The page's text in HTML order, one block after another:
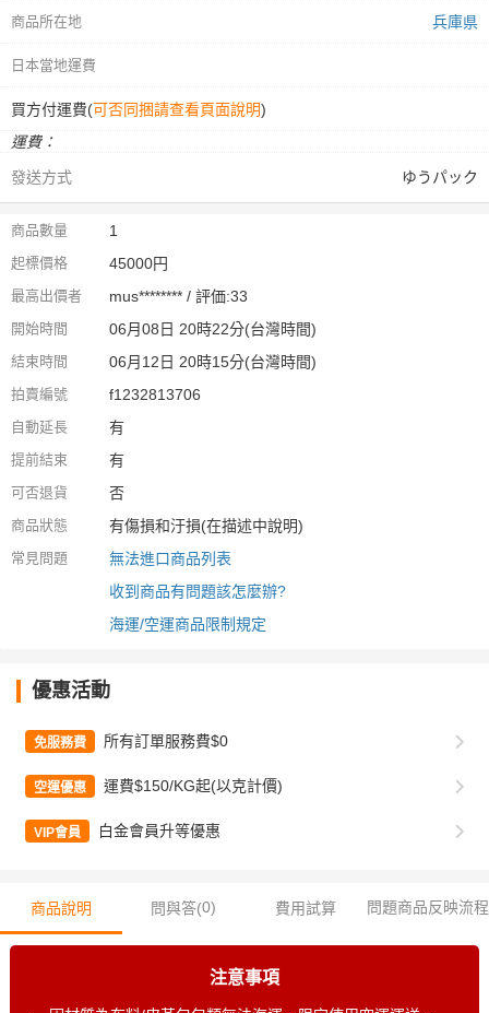
商品所在地 兵庫県
日本當地運費
買方付運費(可否同捆請查看頁面說明)
運費：
發送方式
ゆうパック
商品數量 1
起標價格 45000円
最高出價者 mus******** / 評価:33
開始時間 06月08日 20時22分(台灣時間)
結束時間 06月12日 20時15分(台灣時間)
拍賣編號 f1232813706
自動延長 有
提前結束 有
可否退貨 否
商品狀態 有傷損和汙損(在描述中說明)
常見問題
無法進口商品列表
收到商品有問題該怎麼辦?
海運/空運商品限制規定
優惠活動
免服務費 所有訂單服務費$0
空運優惠 運費$150/KG起(以克計價)
VIP會員 白金會員升等優惠
商品說明 問與答(0) 費用試算 問題商品反映流程
注意事項